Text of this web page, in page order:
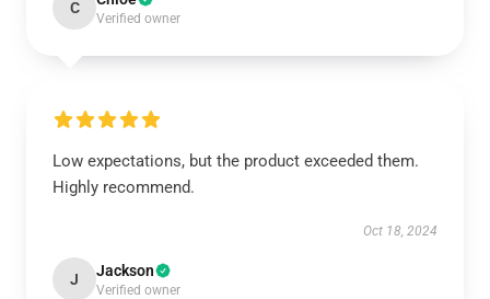
C
Verified owner
Low expectations, but the product exceeded them.
Highly recommend.
Oct 18, 2024
J Jackson
Verified owner